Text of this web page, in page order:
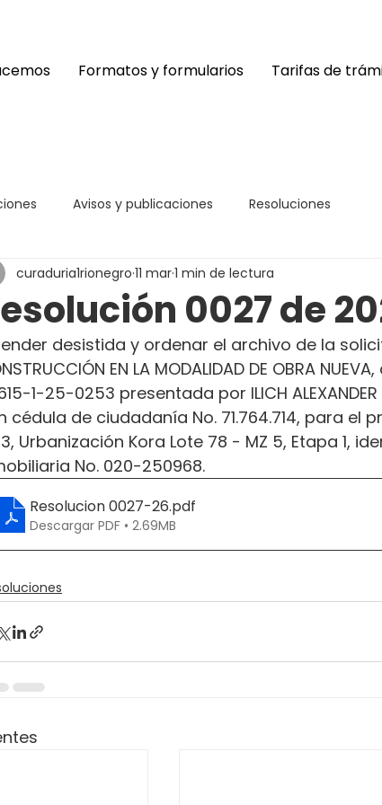
Formatos y formularios Tarifas de
Avisos y publicaciones Resoluciones
0027 de
curaduria1rionegro 11 mar1 min de lectura
desistida y ordenar el archivo de la
EN LA MODALIDAD DE OBRA
1-25-0253 presentada por ILICH
cédula de ciudadanía No. 71.764.714, para el
Urbanización Kora Lote 78 - MZ 5, Etapa 1,
No. 020-250968.
Resolucion 0027-26.pdf
Descargar PDF • 2.69MB